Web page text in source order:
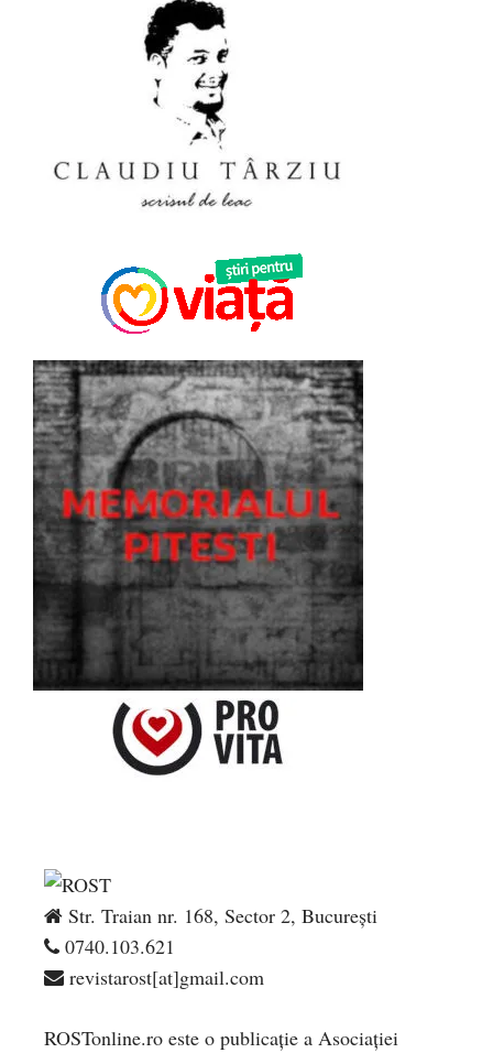
Str. Traian nr. 168, Sector 2, București
0740.103.621
revistarost[at]gmail.com
ROSTonline.ro este o publicaţie a Asociaţiei